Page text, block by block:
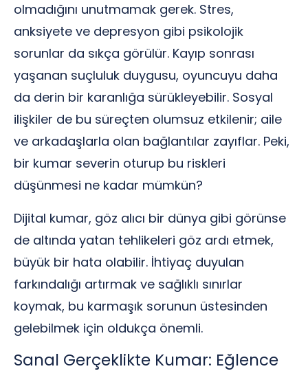
olmadığını unutmamak gerek. Stres,
anksiyete ve depresyon gibi psikolojik
sorunlar da sıkça görülür. Kayıp sonrası
yaşanan suçluluk duygusu, oyuncuyu daha
da derin bir karanlığa sürükleyebilir. Sosyal
ilişkiler de bu süreçten olumsuz etkilenir; aile
ve arkadaşlarla olan bağlantılar zayıflar. Peki,
bir kumar severin oturup bu riskleri
düşünmesi ne kadar mümkün?
Dijital kumar, göz alıcı bir dünya gibi görünse
de altında yatan tehlikeleri göz ardı etmek,
büyük bir hata olabilir. İhtiyaç duyulan
farkındalığı artırmak ve sağlıklı sınırlar
koymak, bu karmaşık sorunun üstesinden
gelebilmek için oldukça önemli.
Sanal Gerçeklikte Kumar: Eğlence